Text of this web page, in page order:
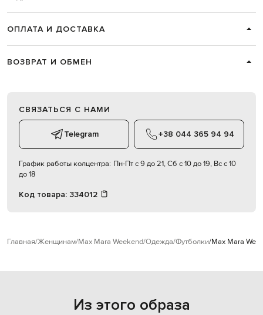
ОПЛАТА И ДОСТАВКА
ВОЗВРАТ И ОБМЕН
СВЯЗАТЬСЯ С НАМИ
Telegram +38 044 365 94 94
График работы колцентра: Пн-Пт с 9 до 21, Сб с 10 до 19, Вс с 10
до 18
Код товара: 334012
Главная Женщинам Max Mara Weekend Одежда Футболки Max Mara
Из этого образа